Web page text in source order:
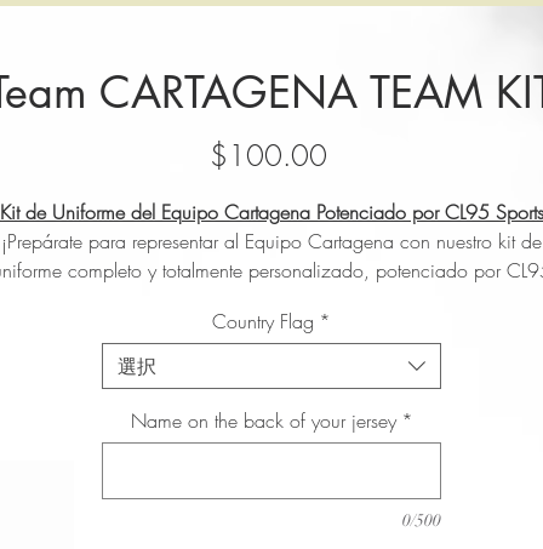
CARTAGENA TEAM
$100.00
Kit de Uniforme del Equipo Cartagena Potenciado por CL95 Sports
¡Prepárate para representar al Equipo Cartagena con nuestro kit de
completo y totalmente personalizado, potenciado por
sentirte como un profesional:
1. Gorra Oficial del Equipo Cartagena:
Muestra tu orgullo por el
equipo con esta gorra elegante y con estilo. Diseñada para la
comodidad y durabilidad, presenta el logo oficial del Equipo
Cartagena de manera prominente en el frente, fabricada por CL95
2. Dos Jerseys (Local y Visitante):Ya sea jugando en casa o fuera,
todo cubierto. El jersey local luce los colores icónicos y el
Country Flag *
選択
Name on the back of your jersey *
0/500